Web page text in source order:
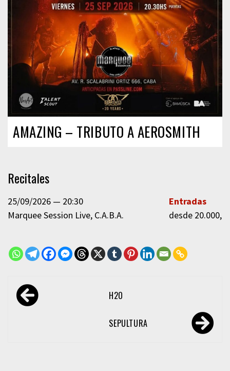
AMAZING – TRIBUTO A AEROSMITH
Recitales
25/09/2026
20:30
Marquee Session Live C.A.B.A.
Entradas
desde
Navegación
de H2O
SEPULTURA